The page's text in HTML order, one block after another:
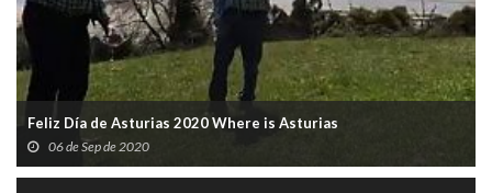
Feliz Día de Asturias 2020 Where is Asturias
06 de Sep de 2020